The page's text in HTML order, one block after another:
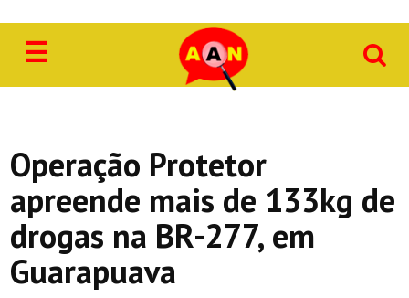
Cultura
Economia
Educação
Esporte
☰
Operação Protetor
apreende mais de 133kg de
drogas na BR-277, em
Guarapuava